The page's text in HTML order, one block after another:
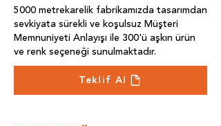
5000 metrekarelik fabrikamızda tasarımdan
sevkiyata sürekli ve koşulsuz Müşteri
Memnuniyeti Anlayışı ile 300'ü aşkın ürün
ve renk seçeneği sunulmaktadır.
Teklif Al